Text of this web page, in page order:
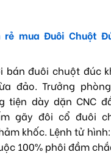
rẻ mua Đuôi Chuột
bán đuôi chuột đúc
đảo. Trưởng
tiện dày dặn CNC
gãy đôi cổ đuôi
khốc. Lệnh tử
100% phôi đầm